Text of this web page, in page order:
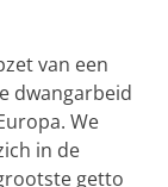
van een
dwangarbeid
We
in de
getto